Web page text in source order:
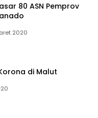
80 ASN Pemprov
2020
di Malut